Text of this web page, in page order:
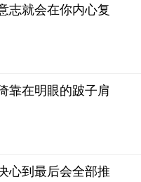
志就会在你内心复
靠在明眼的跛子肩
心到最后会全部推